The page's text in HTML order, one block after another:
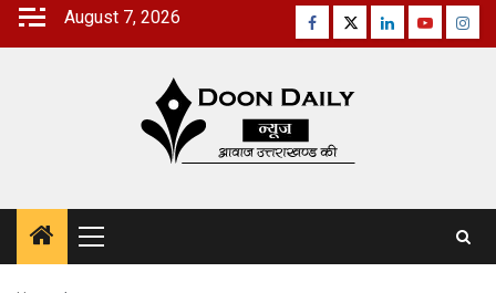
Skip
August 7, 2026 Facebook
TwitterLinkedinYoutube
Primary
Menu